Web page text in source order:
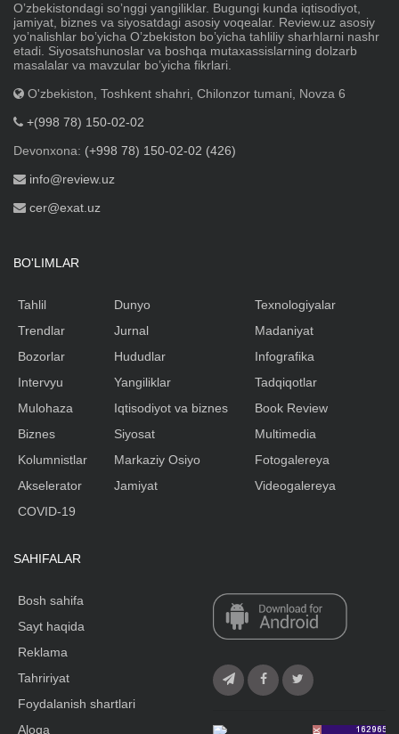
Oʼzbekistondagi soʼnggi yangiliklar. Bugungi kunda iqtisodiyot,
jamiyat, biznes va siyosatdagi asosiy voqealar. Review.uz asosiy
yoʼnalishlar boʼyicha Oʼzbekiston boʼyicha tahliliy sharhlarni nashr
etadi. Siyosatshunoslar va boshqa mutaxassislarning dolzarb
masalalar va mavzular boʼyicha fikrlari.
O'zbekiston, Toshkent shahri, Chilonzor tumani, Novza 6
+(998 78) 150-02-02
Devonxona: (+998 78) 150-02-02 (426)
info@review.uz
cer@exat.uz
BO'LIMLAR
Tahlil
Trendlar
Bozorlar
Intervyu
Mulohaza
Biznes
Kolumnistlar
Akselerator
Dunyo
Jurnal
Hududlar
Yangiliklar
Iqtisodiyot va biznes
Siyosat
Markaziy Osiyo
Jamiyat
Texnologiyalar
Madaniyat
Infografika
Tadqiqotlar
Book Review
Multimedia
Fotogalereya
Videogalereya
COVID-19
SAHIFALAR
Bosh sahifa
Sayt haqida
Reklama
Tahririyat
Foydalanish shartlari
Aloqa